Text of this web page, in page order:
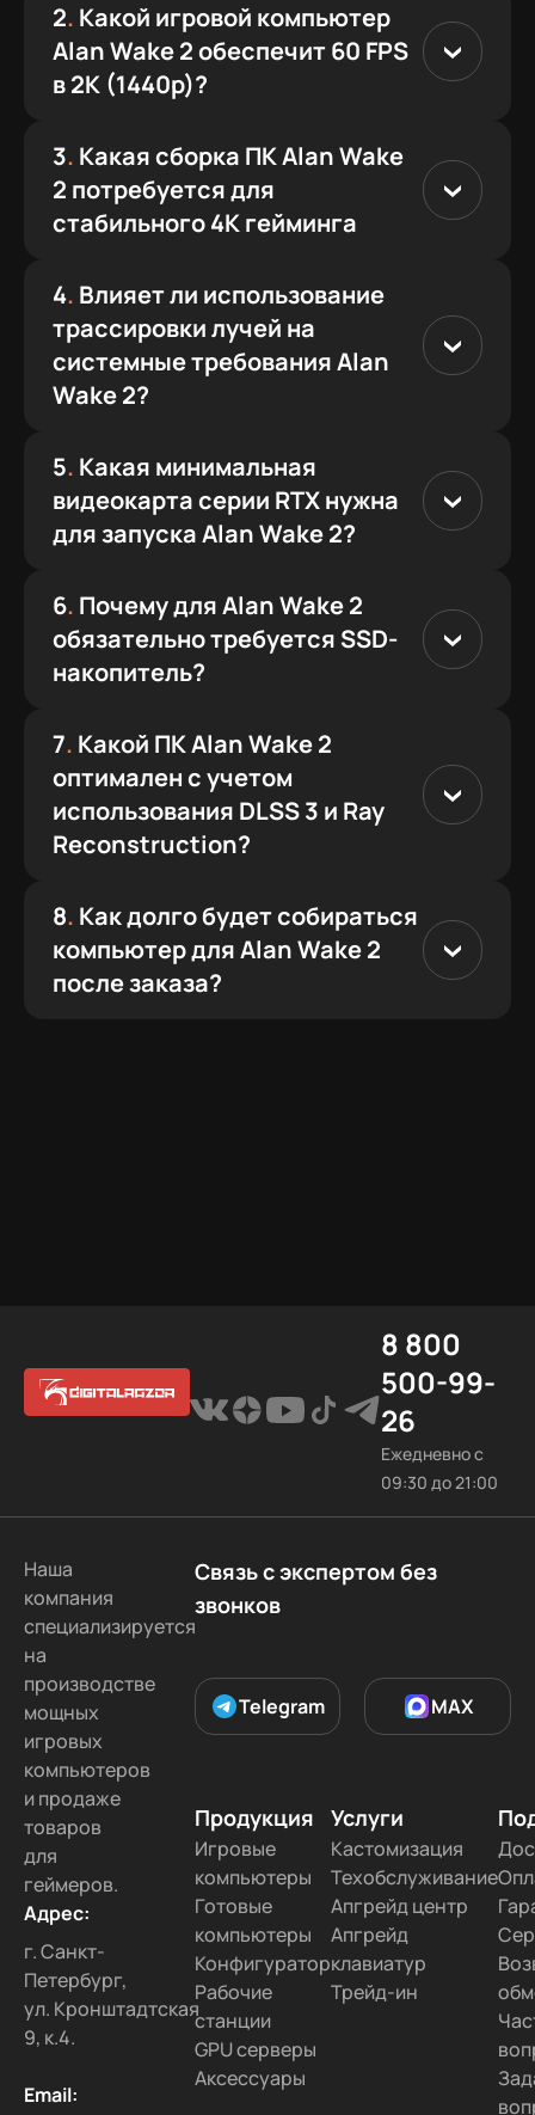
2. Какой игровой компьютер
Alan Wake 2 обеспечит 60 FPS
в 2K (1440p)?
3. Какая сборка ПК Alan Wake
2 потребуется для
стабильного 4K гейминга
4. Влияет ли использование
трассировки лучей на
системные требования Alan
Wake 2?
5. Какая минимальная
видеокарта серии RTX нужна
для запуска Alan Wake 2?
6. Почему для Alan Wake 2
обязательно требуется SSD-
накопитель?
7. Какой ПК Alan Wake 2
оптимален с учетом
использования DLSS 3 и Ray
Reconstruction?
8. Как долго будет собираться
компьютер для Alan Wake 2
после заказа?
8 800
500-99-
26
Ежедневно с
09:30 до 21:00
Наша
компания
специализируется
на
производстве
мощных
игровых
компьютеров
и продаже
товаров
для
геймеров.
Адрес:
г. Санкт-
Петербург,
ул. Кронштадтская
9, к.4.
Email:
Связь с экспертом без
звонков
Telegram MAX
Продукция
Игровые
компьютеры
Готовые
компьютеры
Конфигуратор
Рабочие
станции
GPU серверы
Аксессуары
Услуги
Кастомизация
Техобслуживание
Апгрейд центр
Апгрейд
клавиатур
Трейд-ин